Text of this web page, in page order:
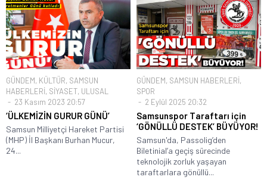
GÜNDEM, KÜLTÜR, SAMSUN
HABERLERİ, SİYASET, ULUSAL
23 Kasım 2023 20:57
‘ÜLKEMİZİN GURUR GÜNÜ’
Samsun Milliyetçi Hareket Partisi
(MHP) İl Başkanı Burhan Mucur,
24...
GÜNDEM, SAMSUN HABERLERİ,
SPOR
2 Eylül 2025 20:32
Samsunspor Taraftarı için
‘GÖNÜLLÜ DESTEK’ BÜYÜYOR!
Samsun'da, Passolig’den
Biletinial’a geçiş sürecinde
teknolojik zorluk yaşayan
taraftarlara gönüllü...